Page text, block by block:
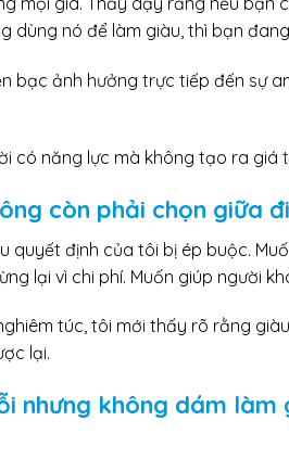
dùng nó để làm giàu, thì bạn
bạc ảnh hưởng trực tiếp đến sự
có năng lực mà không tạo ra
còn phải chọn giữa
quyết định của tôi bị ép buộc.
lại vì chi phí. Muốn giúp người
túc, tôi mới thấy rõ rằng
lại.
nhưng không dám